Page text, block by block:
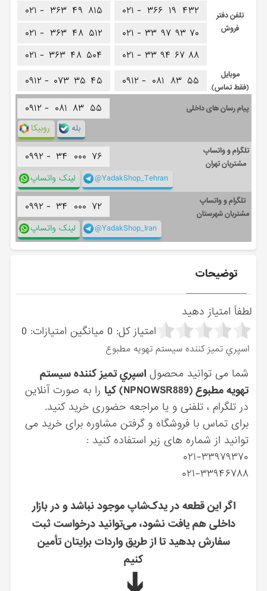
تلفن دفتر
فروش
۰۲۱ - ۳۶۶ ۱۹ ۴۳۲
۰۲۱ - ۳۳ ۹۷ ۹۳ ۷۰
۰۲۱ - ۳۳ ۹۴ ۶۷ ۸۸
۰۲۱ - ۳۶۳ ۴۹ ۸۱۵
۰۲۱ - ۳۶۳ ۴۸ ۵۱۲
۰۲۱ - ۳۶۳ ۴۸ ۵۰۴
موبایل
(فقط تماس)
۰۹۱۲ - ۰۸۱ ۸۳ ۵۵ ۰۹۱۲ - ۰۷۳ ۳۵ ۴۵
پیام رسان های داخلی ۰۹۱۲ - ۰۸۱ ۸۳ ۵۵
روبیکا بله
تلگرام و واتساپ
مشتریان تهران
۰۹۹۲ - ۳۴ ۰۰۰ ۷۶
لینک واتساپ @YadakShop_Tehran
تلگرام و واتساپ
مشتریان شهرستان
۰۹۹۲ - ۳۴ ۰۰۰ ۷۲
لینک واتساپ @YadakShop_Iran
توضیحات
لطفاً امتیاز دهید
امتیاز کل: 0 میانگین امتیازات: 0
اسپري تميز كننده سيستم تهويه مطبوع
شما می توانید محصولاسپري تميز كننده سيستم
تهويه مطبوع (NPNOWSR889) کیا
را به صورت آنلاین
در تلگرام ، تلفنی و یا مراجعه حضوری خرید کنید.
برای تماس با فروشگاه و گرفتن مشاوره برای خرید می
توانید از شماره های زیر استفاده کنید :
۰۲۱-۳۳۹۷۹۳۷۰
۰۲۱-۳۳۹۴۶۷۸۸
اگر این قطعه در یدک‌شاپ موجود نباشد و در بازار
داخلی هم یافت نشود، می‌توانید درخواست ثبت
سفارش بدهید تا از طریق واردات برایتان تأمین
کنیم
➔